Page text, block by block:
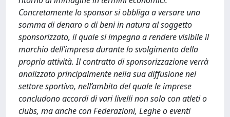
Concretamente lo sponsor si obbliga a versare una
somma di denaro o di beni in natura al soggetto
sponsorizzato, il quale si impegna a rendere visibile il
marchio dell’impresa durante lo svolgimento della
propria attività. Il contratto di sponsorizzazione verrà
analizzato principalmente nella sua diffusione nel
settore sportivo, nell’ambito del quale le imprese
concludono accordi di vari livelli non solo con atleti o
clubs, ma anche con Federazioni, Leghe o eventi